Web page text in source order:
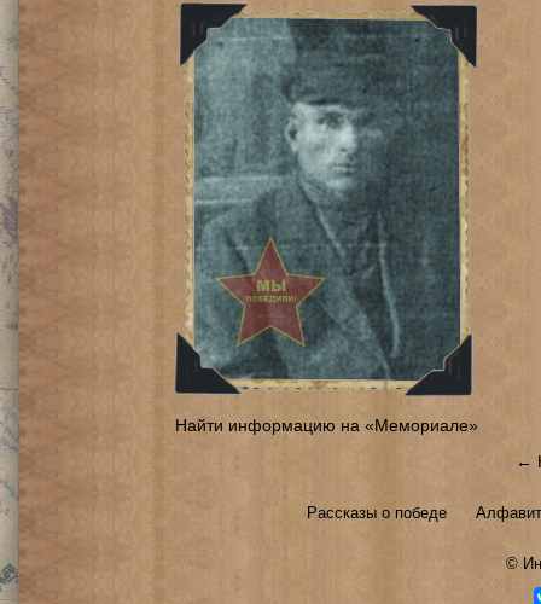
Найти информацию на «Мемориале»
←
Рассказы о победе
©